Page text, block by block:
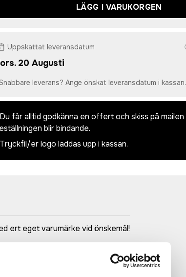
LÄGG I VARUKORGEN
Uppskattat leveransdatum
20 Augusti
leverans? Ange önskat leveransdatum i kassan.
Du får alltid godkänna en offert och skiss på mailen
blir bindande.
er logo laddas upp i kassan.
ert eget varumärke vid önskemål!